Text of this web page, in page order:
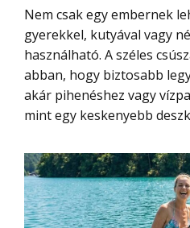
Nem csak egy embernek lehet kényelmes, hanem
gyerekkel, kutyával vagy
használható. A széles
abban, hogy biztosabb
akár pihenéshez vagy
mint egy keskenyebb